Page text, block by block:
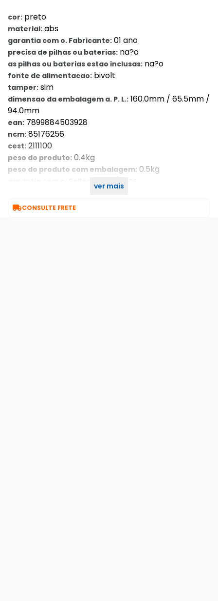
cor: preto
material: abs
garantia com o. Fabricante: 01 ano
precisa de pilhas ou baterias: na?o
as pilhas ou baterias estao inclusas: na?o
fonte de alimentacao: bivolt
tamper: sim
dimensao da embalagem a. P. L.: 160.0mm / 65.5mm /
94.0mm
ean: 7899884503928
ncm: 85176256
cest: 2111100
peso do produto: 0.4kg
peso do produto com embalagem: 0.5kg
1 ano/anos
ver mais
CONSULTE FRETE